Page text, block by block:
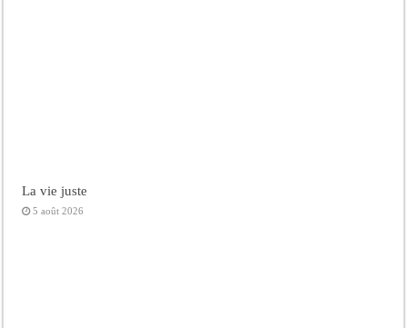
La vie juste
5 août 2026